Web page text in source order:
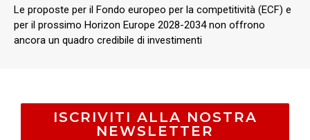
Le proposte per il Fondo europeo per la competitività (ECF) e
per il prossimo Horizon Europe 2028-2034 non offrono
ancora un quadro credibile di investimenti
ISCRIVITI ALLA NOSTRA
NEWSLETTER